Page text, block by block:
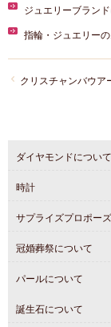
ジュエリーブラン
指輪・ジュエリー
クリスチャンバウアーってどんな
ダイヤモンドについて
時計
サプライズプロポー
冠婚葬祭について
パールについて
誕生石について